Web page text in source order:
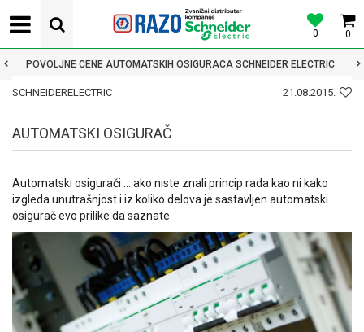
0
0
POVOLJNE CENE AUTOMATSKIH OSIGURACA SCHNEIDER ELECTRIC
SCHNEIDERELECTRIC 21.08.2015.
AUTOMATSKI OSIGURAČ
Automatski osigurači ... ako niste znali princip rada kao ni kako
izgleda unutrašnjost i iz koliko delova je sastavljen automatski
osigurač evo prilike da saznate